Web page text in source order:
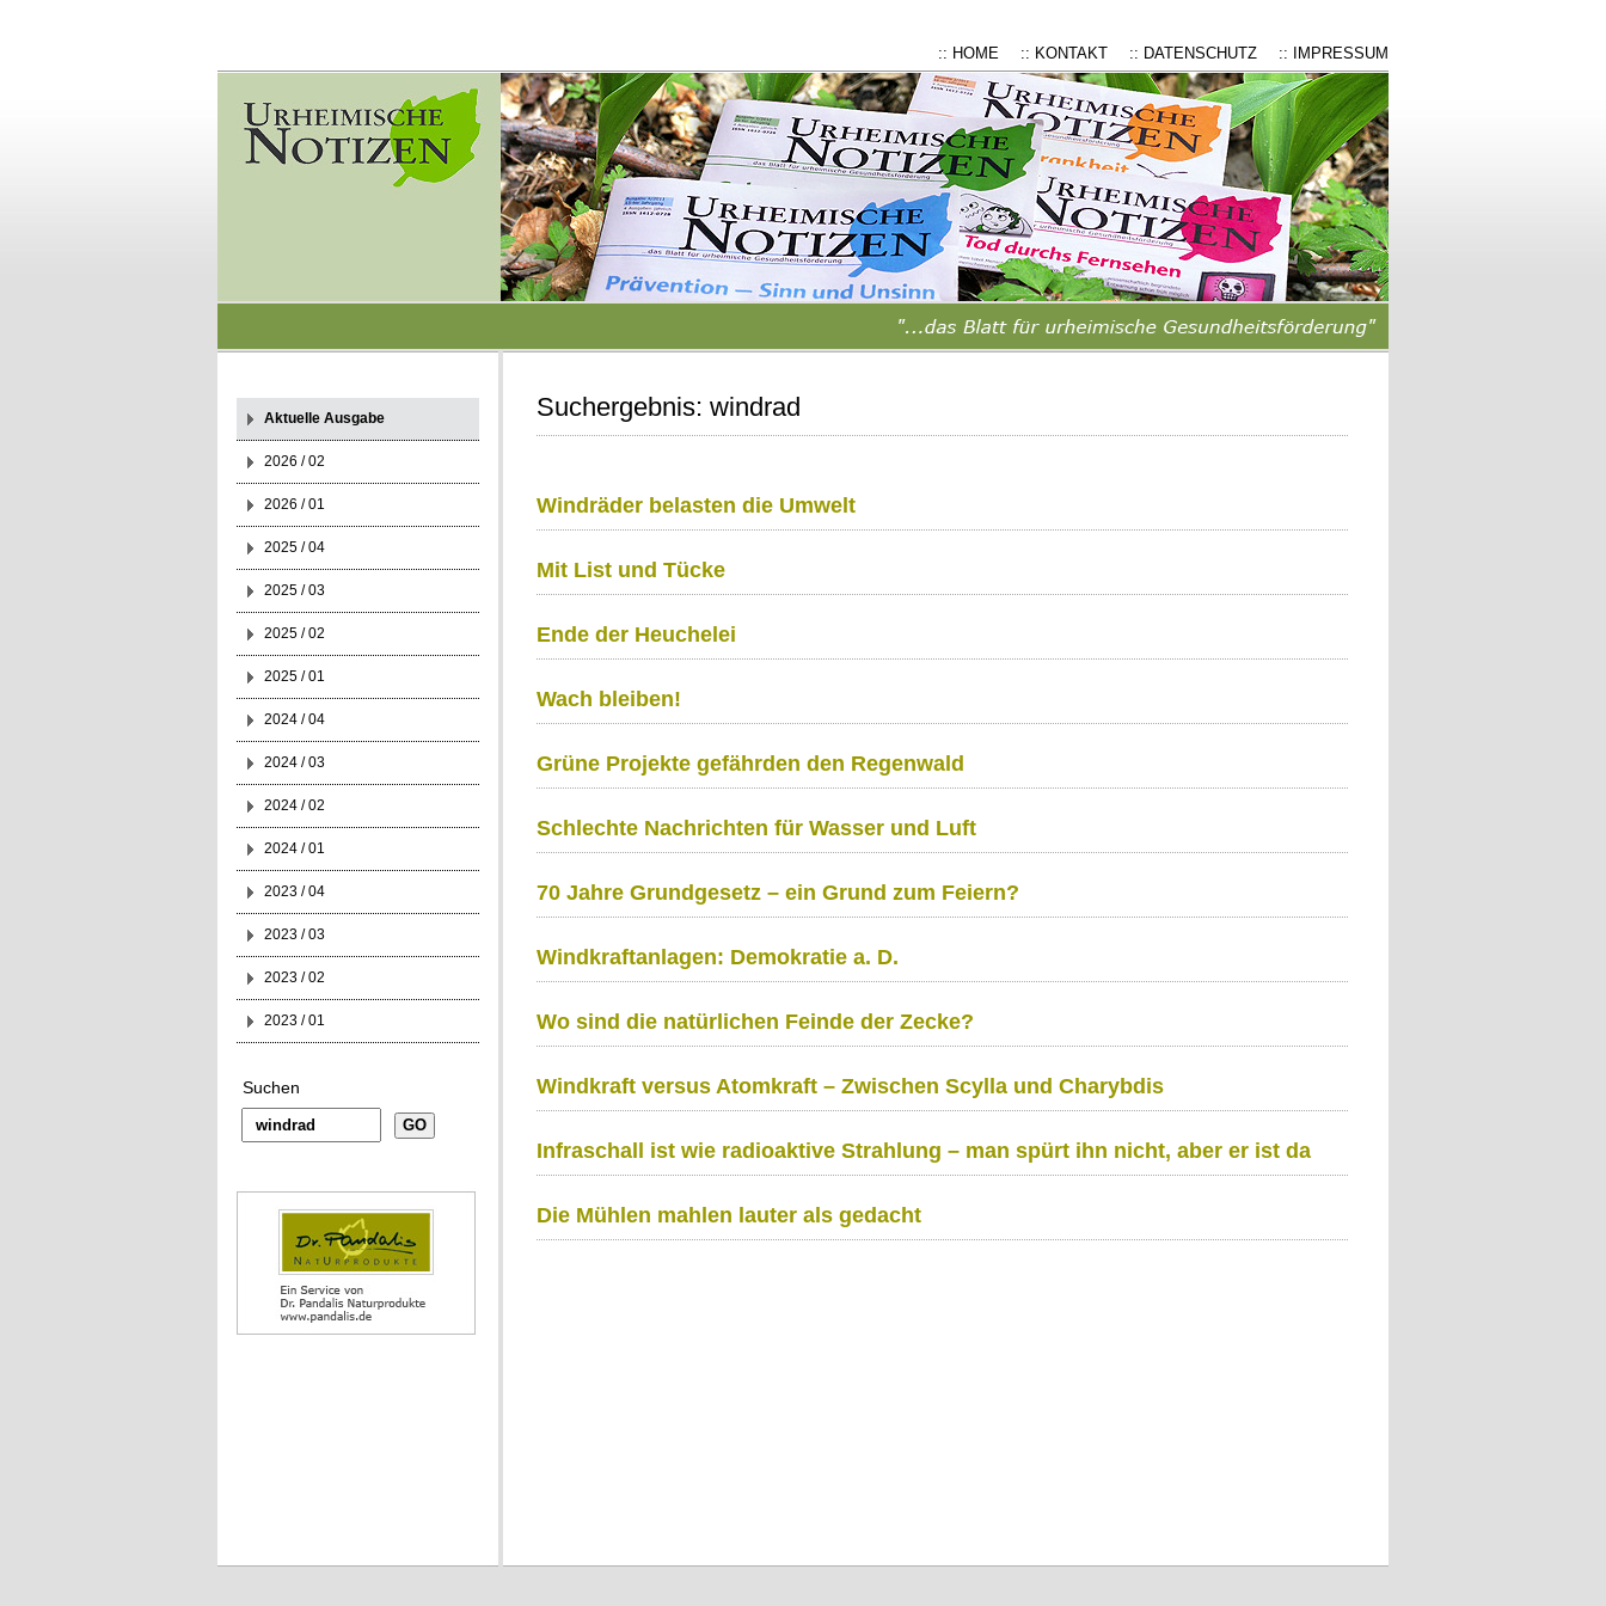
:: HOME :: KONTAKT :: DATENSCHUTZ :: IMPRESSUM
Suchergebnis: windrad
Windräder belasten die Umwelt
Mit List und Tücke
Ende der Heuchelei
Wach bleiben!
Grüne Projekte gefährden den Regenwald
Schlechte Nachrichten für Wasser und Luft
70 Jahre Grundgesetz – ein Grund zum Feiern?
Windkraftanlagen: Demokratie a. D.
Wo sind die natürlichen Feinde der Zecke?
Windkraft versus Atomkraft – Zwischen Scylla und Charybdis
Infraschall ist wie radioaktive Strahlung – man spürt ihn nicht, aber er ist da
Die Mühlen mahlen lauter als gedacht
Aktuelle Ausgabe
2026 / 02
2026 / 01
2025 / 04
2025 / 03
2025 / 02
2025 / 01
2024 / 04
2024 / 03
2024 / 02
2024 / 01
2023 / 04
2023 / 03
2023 / 02
2023 / 01
Suchen